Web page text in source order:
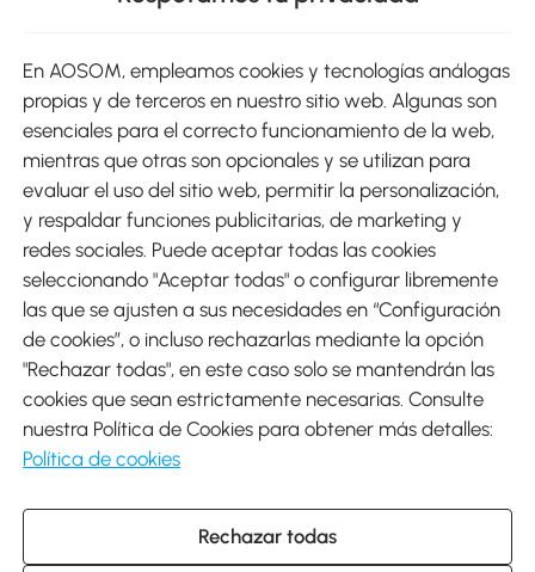
Métodos de Pago
Envíos
Descargar Aosom App
Google Play
931 29 45 12 (L-V de 8:30 a 17:30h)
En AOSOM, empleamos cookies y tecnologías análogas
propias y de terceros en nuestro sitio web. Algunas son
esenciales para el correcto funcionamiento de la web,
mientras que otras son opcionales y se utilizan para
evaluar el uso del sitio web, permitir la personalización,
y respaldar funciones publicitarias, de marketing y
redes sociales. Puede aceptar todas las cookies
seleccionando "Aceptar todas" o configurar libremente
las que se ajusten a sus necesidades en “Configuración
de cookies”, o incluso rechazarlas mediante la opción
"Rechazar todas", en este caso solo se mantendrán las
cookies que sean estrictamente necesarias. Consulte
nuestra Política de Cookies para obtener más detalles:
Política de cookies
Rechazar todas